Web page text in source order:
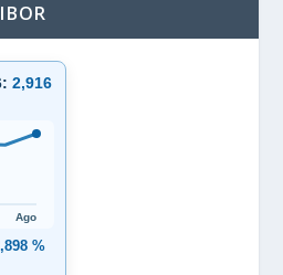
2,916
Ago
%